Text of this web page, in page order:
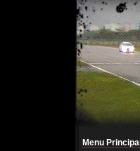
Menu Principal